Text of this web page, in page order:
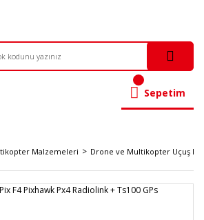
Sepetim
Malzemeleri Drone ve Multikopter Uçuş